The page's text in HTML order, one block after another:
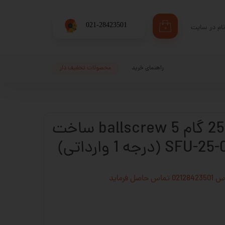
​021-28423501 ۰ در سایت
محصولات تحفیف دار راهنمای خرید
مهره بال اسکرو 25 گام 5 ballscrew ساخت